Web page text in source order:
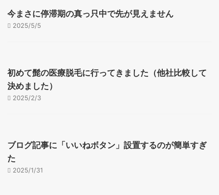
今まさに停滞期の真っ只中で先が見えません
2025/5/5
初めて髭の医療脱毛に行ってきました（他社比較して
決めました）
2025/2/3
ブログ記事に「いいねボタン」設置するのが簡単すぎ
た
2025/1/31